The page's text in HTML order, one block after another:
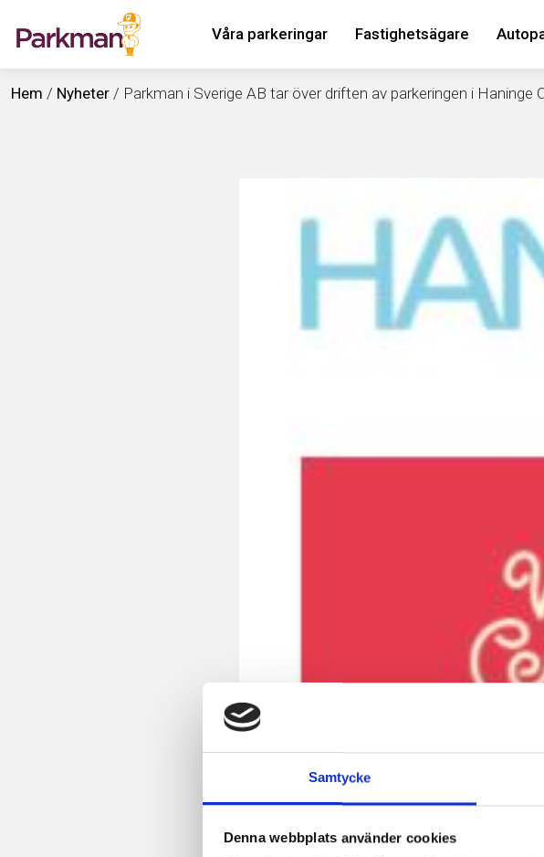
Samtycke
Denna webbplats använder cookies
Våra parkeringar Fastighetsägare
Hem / Nyheter / Parkman i Sverige AB tar över driften av parkeringen i Haninge